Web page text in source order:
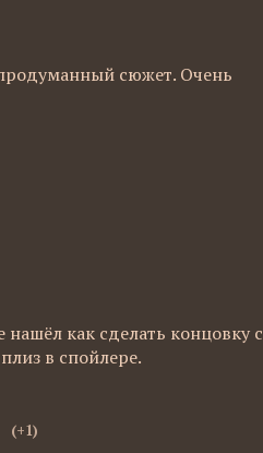
сюжет. Очень
как сделать концовку с
в спойлере.
(+1)